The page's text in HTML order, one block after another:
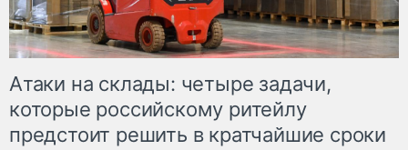
Атаки на склады: четыре задачи,
которые российскому ритейлу
предстоит решить в кратчайшие сроки